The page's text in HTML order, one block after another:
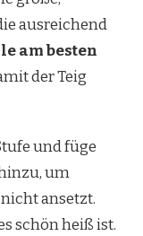
ausreichend
am besten
der Teig
und füge
um
ansetzt.
schön heiß ist.